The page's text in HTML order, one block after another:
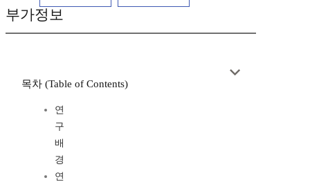
부가정보
목차 (Table of Contents)
연
구
배
경
연